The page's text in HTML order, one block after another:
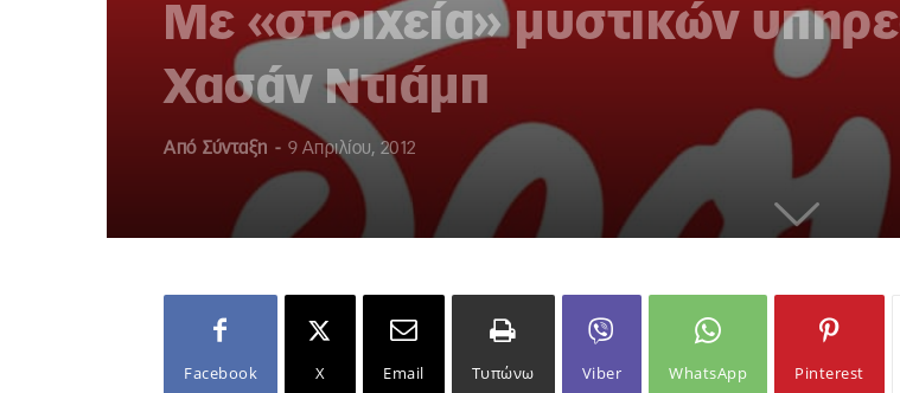
Με «στοιχεία» μυστικών
Χασάν Ντιάμπ
Από Σύνταξη - 9 Απριλίου, 2012
Facebook X Email Τυπώνω Viber WhatsApp Pinterest